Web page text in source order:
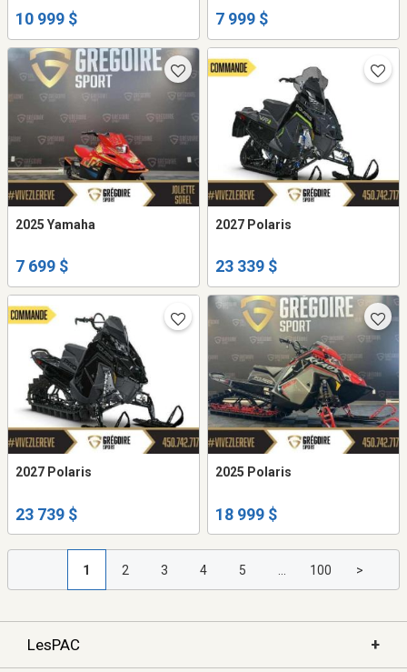
10 999 $ 7 999 $
2025 Yamaha
7 699 $
2027 Polaris
23 339 $
2027 Polaris
23 739 $
2025 Polaris
18 999 $
1 2 3 4 5 100 >
LesPAC +